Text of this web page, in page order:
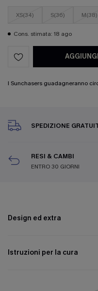
XS(34) S(36) M(38)
Cons. stimata: 18 ago
I Sunchasers guadagneranno
SPEDIZIONE
RESI & CAMBI
ENTRO 30 GIORNI
Design ed extra
Istruzioni per la cura